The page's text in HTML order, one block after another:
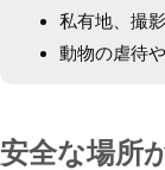
私有地、撮
動物の虐待
安全な場所